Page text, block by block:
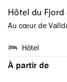
Hôtel du Fjord
Au cœur de
Hôtel
À partir de